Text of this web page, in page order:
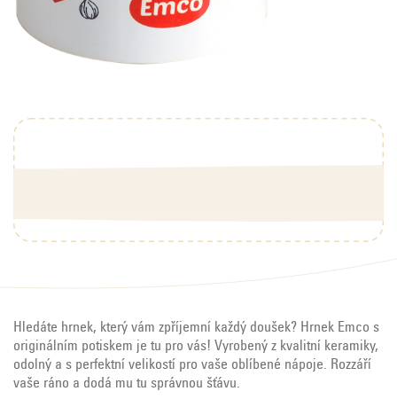
Hledáte hrnek, který vám zpříjemní každý doušek? Hrnek Emco s
originálním potiskem je tu pro vás! Vyrobený z kvalitní keramiky,
odolný a s perfektní velikostí pro vaše oblíbené nápoje. Rozzáří
vaše ráno a dodá mu tu správnou šťávu.